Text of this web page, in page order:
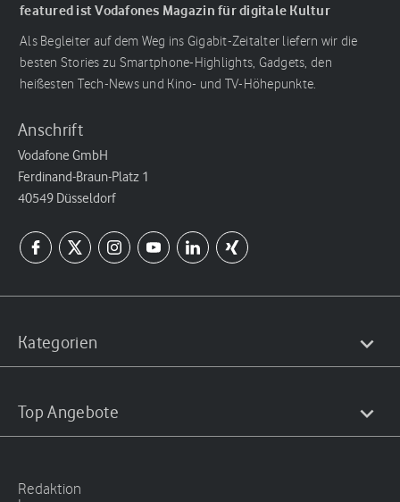
featured ist Vodafones Magazin für digitale Kultur
Als Begleiter auf dem Weg ins Gigabit-Zeitalter liefern wir die
besten Stories zu Smartphone-Highlights, Gadgets, den
heißesten Tech-News und Kino- und TV-Höhepunkte.
Anschrift
Vodafone GmbH
Ferdinand-Braun-Platz 1
40549 Düsseldorf
Kategorien
Top Angebote
Redaktion